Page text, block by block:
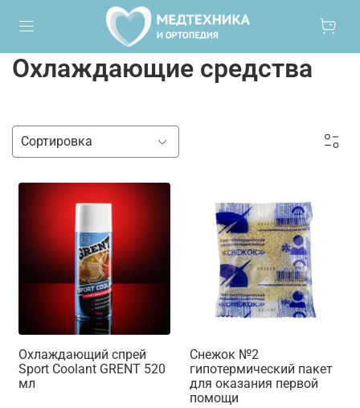
Охлаждающие средства
Охлаждающий спрей
Sport Coolant GRENT 520
мл
Снежок №2
гипотермический пакет
для оказания первой
помощи